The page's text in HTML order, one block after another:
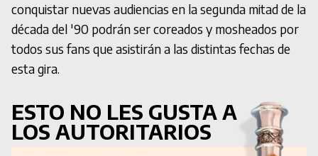
conquistar nuevas audiencias en la segunda mitad de la
década del '90 podrán ser coreados y mosheados por
todos sus fans que asistirán a las distintas fechas de
esta gira.
ESTO NO LES GUSTA A
LOS AUTORITARIOS